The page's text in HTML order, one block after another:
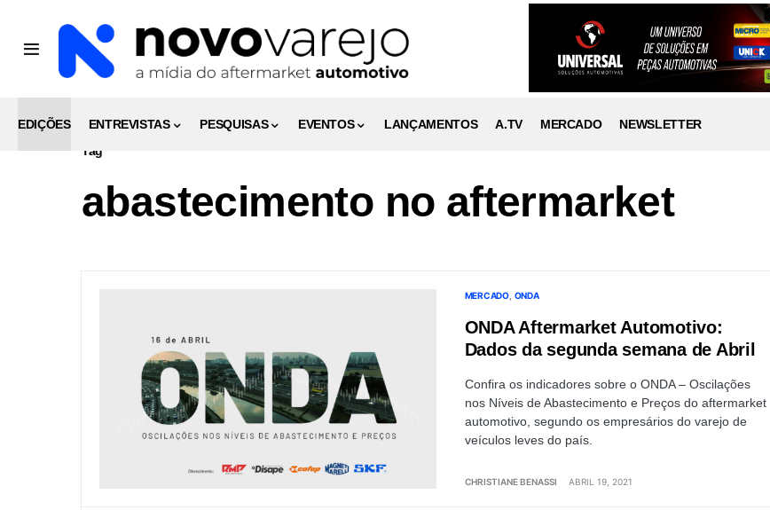
EDIÇÕES ENTREVISTAS PESQUISAS EVENTOS LANÇAMENTOS A.TV MERCADO
NEWSLETTER
Tag
abastecimento no aftermarket
MERCADO ONDA
ONDA Aftermarket Automotivo:
Dados da segunda semana de Abril
Confira os indicadores sobre o ONDA – Oscilações
nos Níveis de Abastecimento e Preços do aftermarket
automotivo, segundo os empresários do varejo de
veículos leves do país.
CHRISTIANE BENASSI ABRIL 19, 2021